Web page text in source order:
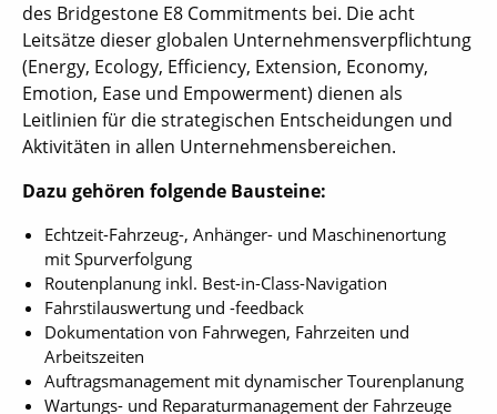
des Bridgestone E8 Commitments bei. Die acht
Leitsätze dieser globalen Unternehmensverpflichtung
(Energy, Ecology, Efficiency, Extension, Economy,
Emotion, Ease und Empowerment) dienen als
Leitlinien für die strategischen Entscheidungen und
Aktivitäten in allen Unternehmensbereichen.
Dazu gehören folgende Bausteine:
Echtzeit-Fahrzeug-, Anhänger- und Maschinenortung
mit Spurverfolgung
Routenplanung inkl. Best-in-Class-Navigation
Fahrstilauswertung und -feedback
Dokumentation von Fahrwegen, Fahrzeiten und
Arbeitszeiten
Auftragsmanagement mit dynamischer Tourenplanung
Wartungs- und Reparaturmanagement der Fahrzeuge